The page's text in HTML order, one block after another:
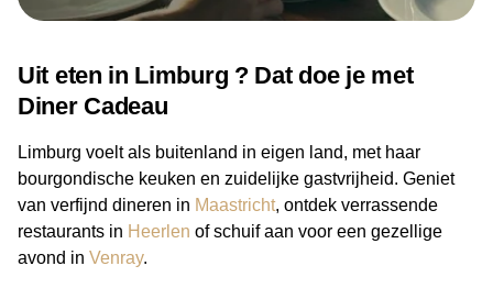
Roosteren (1)
Schinnen (1)
Siebengewald (1)
Simpelveld (1)
Sittard (16)
Stein (1)
Stevensweert (2)
Swalmen (1)
Thorn (2)
Ubachsberg (1)
Vaals (1)
Valkenburg (10)
Velden (1)
Venlo (11)
Uit eten in Limburg ? Dat doe je met
Diner Cadeau
Limburg voelt als buitenland in eigen land, met haar
bourgondische keuken en zuidelijke gastvrijheid. Geniet
van verfijnd dineren in Maastricht, ontdek verrassende
restaurants in Heerlen of schuif aan voor een gezellige
avond in Venray.